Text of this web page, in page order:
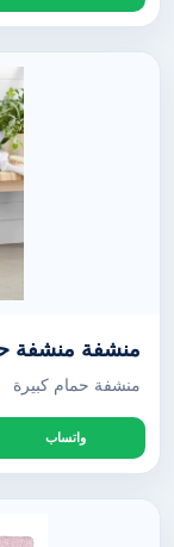
منشفة منشفة
منشفة حمام كبيرة
واتساب